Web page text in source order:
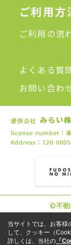
ご利用方
ご利用の流
よくある質
お問い合わ
©不動
当サイトでは、お客様
して、クッキー（
詳しくは、当社の 「